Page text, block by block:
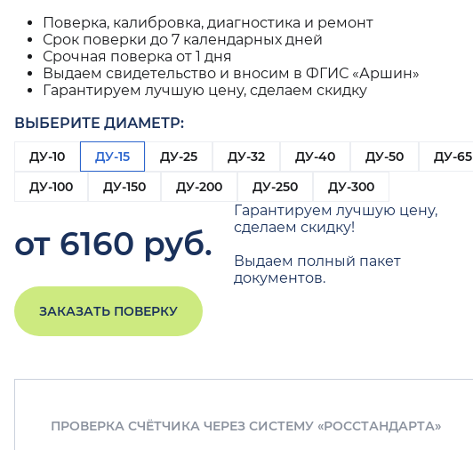
Поверка, калибровка, диагностика и ремонт
Срок поверки до 7 календарных дней
Срочная поверка от 1 дня
Выдаем свидетельство и вносим в ФГИС «Аршин»
Гарантируем лучшую цену, сделаем скидку
ВЫБЕРИТЕ ДИАМЕТР:
ДУ-10 ДУ-15 ДУ-25 ДУ-32 ДУ-40 ДУ-50 ДУ-65
ДУ-100
ДУ-150 ДУ-200 ДУ-250 ДУ-300
от 6160 руб.
Гарантируем лучшую цену,
сделаем скидку!
Выдаем полный пакет
документов.
ЗАКАЗАТЬ ПОВЕРКУ
ПРОВЕРКА СЧЁТЧИКА ЧЕРЕЗ СИСТЕМУ «РОССТАНДАРТА»